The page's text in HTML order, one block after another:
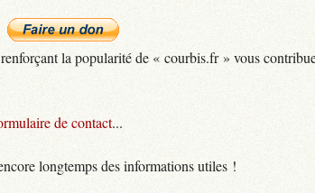
la popularité de « courbis.fr » vous
de contact...
longtemps des informations utiles !